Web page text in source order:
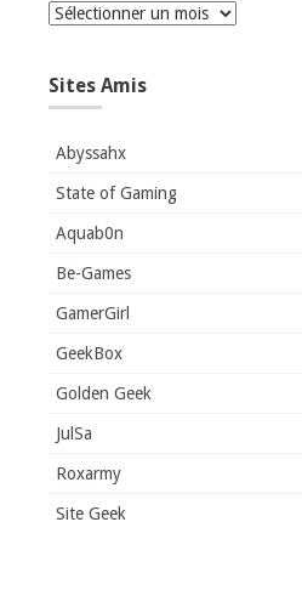
Archives
Sites Amis
Abyssahx
State of Gaming
Aquab0n
Be-Games
GamerGirl
GeekBox
Golden Geek
JulSa
Roxarmy
Site Geek